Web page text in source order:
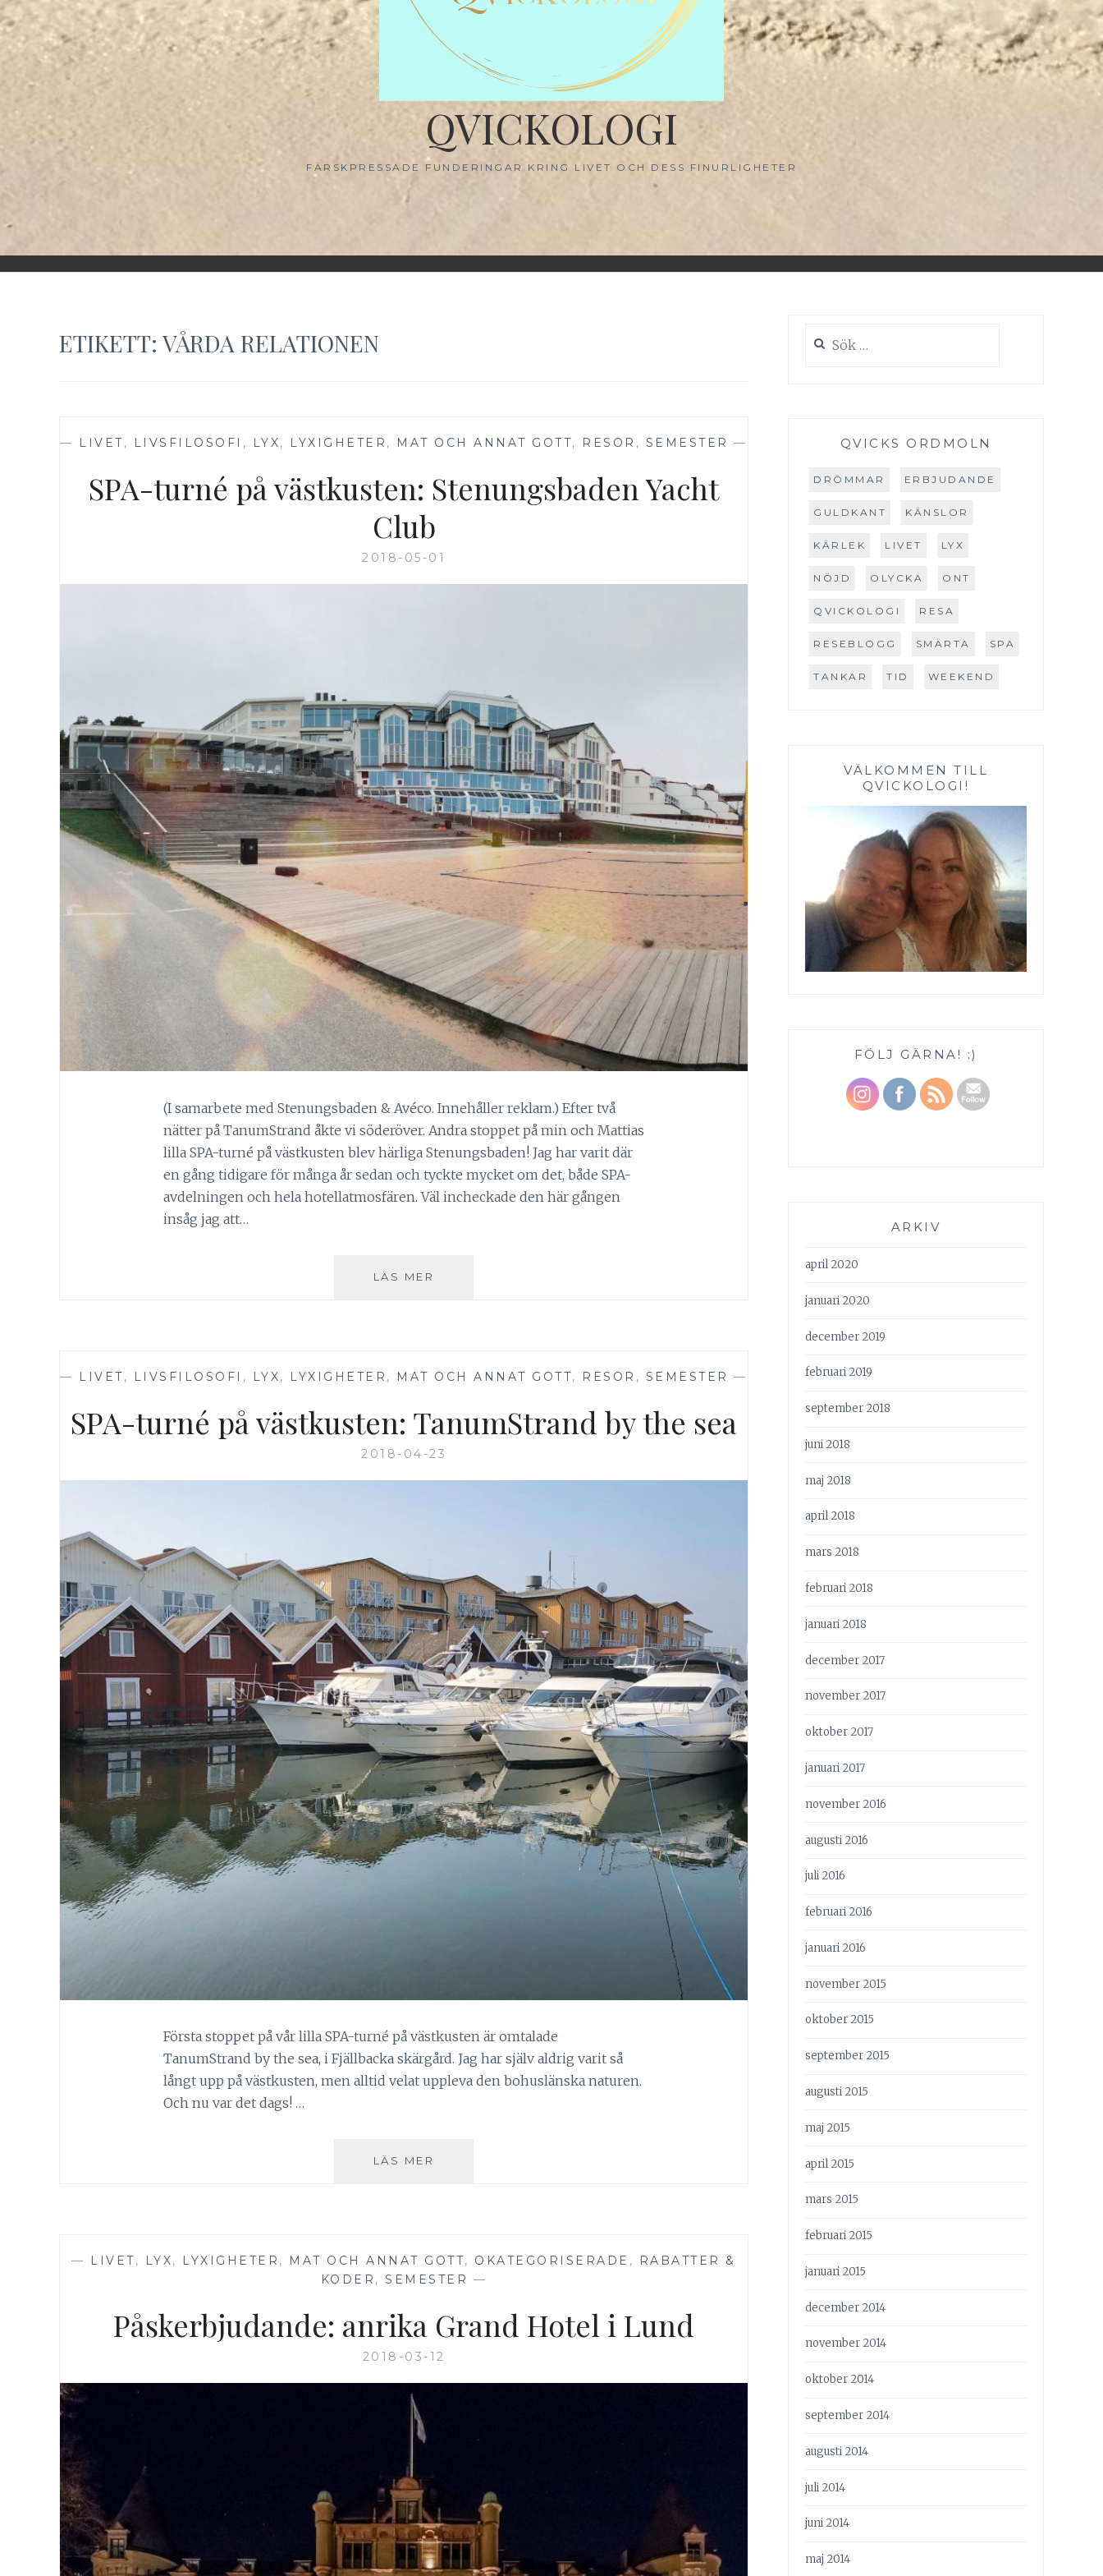
QVICKOLOGI
FÄRSKPRESSADE FUNDERINGAR KRING LIVET OCH DESS FINURLIGHETER
ETIKETT: VÅRDA RELATIONEN
— LIVET, LIVSFILOSOFI , LYX, LYXIGHETER , MAT OCH ANNAT GOTT, RESOR , SEMESTER —
SPA-turné på västkusten: Stenungsbaden Yacht
Club
2018-05-01
(I samarbete med Stenungsbaden & Avéco. Innehåller reklam.) Efter två
nätter på TanumStrand åkte vi söderöver. Andra stoppet på min och Mattias
lilla SPA-turné på västkusten blev härliga Stenungsbaden! Jag har varit där
en gång tidigare för många år sedan och tyckte mycket om det, både SPA-
avdelningen och hela hotellatmosfären. Väl incheckade den här gången
insåg jag att…
LÄS MER
CLUB
— LIVET, LIVSFILOSOFI , LYX, LYXIGHETER , MAT OCH ANNAT GOTT, RESOR , SEMESTER —
SPA-turné på västkusten: TanumStrand by the sea
2018-04-23
Första stoppet på vår lilla SPA-turné på västkusten är omtalade
TanumStrand by the sea, i Fjällbacka skärgård. Jag har själv aldrig varit så
långt upp på västkusten, men alltid velat uppleva den bohuslänska naturen.
Och nu var det dags! …
LÄS MER
THE
SEA
— LIVET, LYX, LYXIGHETER , MAT OCH ANNAT GOTT, OKATEGORISERADE ,
RABATTER &
KODER ,SEMESTER —
Påskerbjudande: anrika Grand Hotel i Lund
2018-03-12
efter:
QVICKS ORDMOLN
DRÖMMAR ERBJUDANDE
GULDKANT KÄNSLOR
KÄRLEK LIVET LYX
NÖJD OLYCKA ONT
QVICKOLOGI RESA
RESEBLOGG SMÄRTA SPA
TANKAR TID WEEKEND
VÄLKOMMEN TILL
QVICKOLOGI!
FÖLJ GÄRNA! :)
ARKIV
april 2020
januari 2020
december 2019
februari 2019
september 2018
juni 2018
maj 2018
april 2018
mars 2018
februari 2018
januari 2018
december 2017
november 2017
oktober 2017
januari 2017
november 2016
augusti 2016
juli 2016
februari 2016
januari 2016
november 2015
oktober 2015
september 2015
augusti 2015
maj 2015
april 2015
mars 2015
februari 2015
januari 2015
december 2014
november 2014
oktober 2014
september 2014
augusti 2014
juli 2014
juni 2014
maj 2014